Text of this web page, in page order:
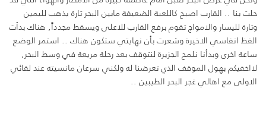
حلت بنا .. القارب اصبح كاللعبة الضعيفة مابين البحر تارة يذهب لليمين
وتارة لليسار والامواج تقوم برفع القارب للاعلى ويسقط مجدداً, هناك بدأت
الفظ انفاسي الاخيرة وشعرت بأن نهايتي ستكون هناك .. استمر الوضع
ساعة اخرى وبدأنا نلمح الجزيرة لنتوقف بعد رحلة مريعة في وسط البحر,
لااخفيكم بهول الموقف الذي تعرضنا له ولكني سرعان مانسيته عند لقائي
الاولى مع اهالي غجر البحر الطيبين ..